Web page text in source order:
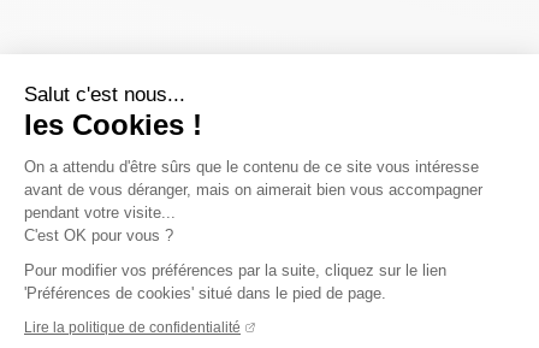
Salut c'est nous...
les Cookies !
On a attendu d'être sûrs que le contenu de ce site vous intéresse
avant de vous déranger, mais on aimerait bien vous accompagner
pendant votre visite...
C'est OK pour vous ?
Pour modifier vos préférences par la suite, cliquez sur le lien
'Préférences de cookies' situé dans le pied de page.
Lire la politique de confidentialité